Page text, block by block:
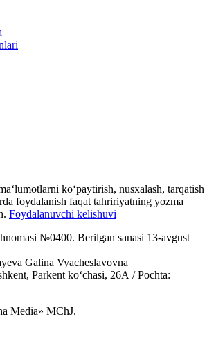
ko‘paytirish, nusxalash, tarqatish
foydalanish faqat tahririyatning yozma
Foydalanuvchi kelishuvi
№0400. Berilgan sanasi 13-avgust
Galina Vyacheslavovna
Parkent ko‘chasi, 26А / Pochta:
Media» MChJ.